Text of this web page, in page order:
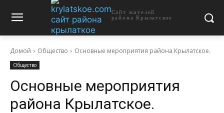
Сайт жителей
района Крылатское
Домой Общество Основные мероприятия района Крылатское.
Общество
Основные мероприятия
района Крылатское.